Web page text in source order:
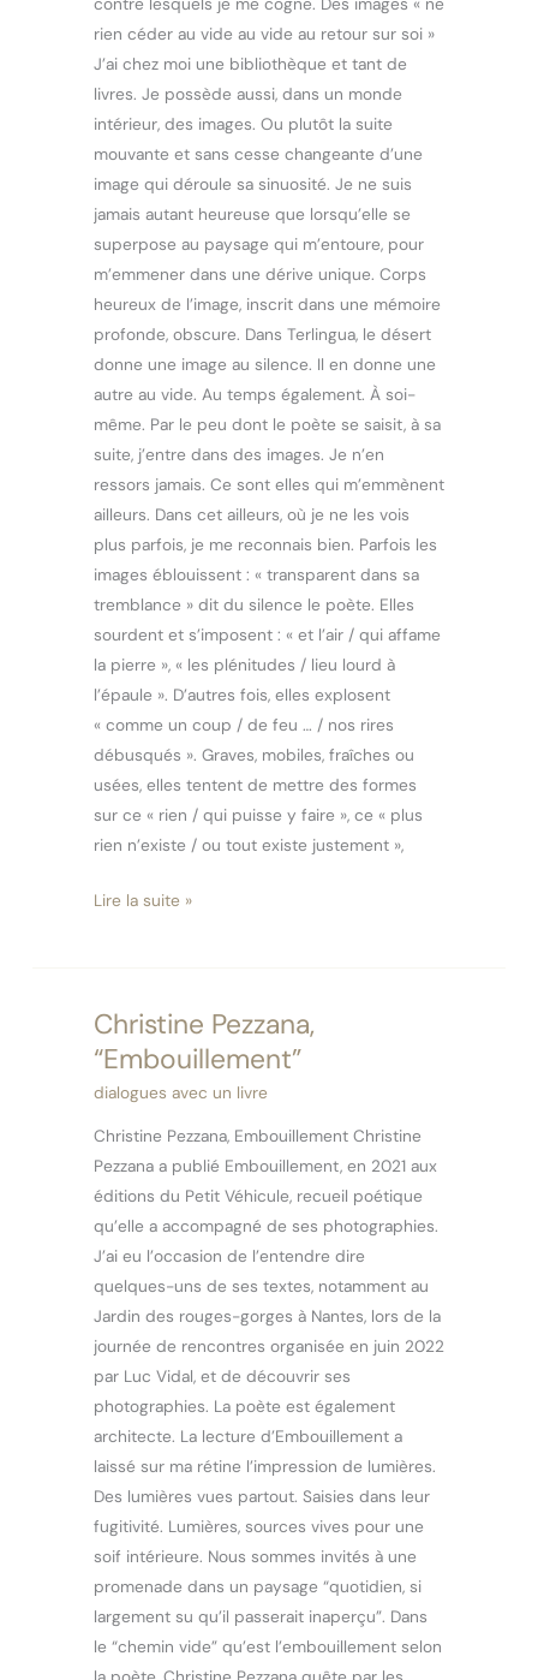
rien céder au vide au vide au retour sur soi »
J’ai chez moi une bibliothèque et tant de
livres. Je possède aussi, dans un monde
intérieur, des images. Ou plutôt la suite
mouvante et sans cesse changeante d’une
image qui déroule sa sinuosité. Je ne suis
jamais autant heureuse que lorsqu’elle se
superpose au paysage qui m’entoure, pour
m’emmener dans une dérive unique. Corps
heureux de l’image, inscrit dans une mémoire
profonde, obscure. Dans Terlingua, le désert
donne une image au silence. Il en donne une
autre au vide. Au temps également. À soi-
même. Par le peu dont le poète se saisit, à sa
suite, j’entre dans des images. Je n’en
ressors jamais. Ce sont elles qui m’emmènent
ailleurs. Dans cet ailleurs, où je ne les vois
plus parfois, je me reconnais bien. Parfois les
images éblouissent : « transparent dans sa
tremblance » dit du silence le poète. Elles
sourdent et s’imposent : « et l’air / qui affame
la pierre », « les plénitudes / lieu lourd à
l’épaule ». D’autres fois, elles explosent
« comme un coup / de feu … / nos rires
débusqués ». Graves, mobiles, fraîches ou
usées, elles tentent de mettre des formes
sur ce « rien / qui puisse y faire », ce « plus
rien n’existe / ou tout existe justement »,
Lire la suite »
Christine Pezzana,
“Embouillement”
dialogues avec un livre
Christine Pezzana, Embouillement Christine
Pezzana a publié Embouillement, en 2021 aux
éditions du Petit Véhicule, recueil poétique
qu’elle a accompagné de ses photographies.
J’ai eu l’occasion de l’entendre dire
quelques-uns de ses textes, notamment au
Jardin des rouges-gorges à Nantes, lors de la
journée de rencontres organisée en juin 2022
par Luc Vidal, et de découvrir ses
photographies. La poète est également
architecte. La lecture d’Embouillement a
laissé sur ma rétine l’impression de lumières.
Des lumières vues partout. Saisies dans leur
fugitivité. Lumières, sources vives pour une
soif intérieure. Nous sommes invités à une
promenade dans un paysage “quotidien, si
largement su qu’il passerait inaperçu”. Dans
le “chemin vide” qu’est l’embouillement selon
Christine
Pezzana,